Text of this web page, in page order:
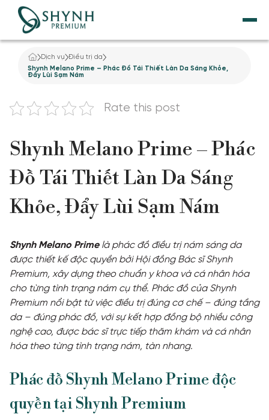
Khách hàng thực tế
TRANG CHỦ
THẨM MỸ NỘI KHOA
TƯ VẤN
TIN TỨC
Dịch vụ Điều trị da
Shynh Melano Prime – Phác Đồ Tái Thiết Làn Da Sáng Khỏe,
Đẩy Lùi Sạm Nám
Rate this post
Shynh Melano Prime – Phác
Đồ Tái Thiết Làn Da Sáng
Khỏe, Đẩy Lùi Sạm Nám
Shynh Melano Primelà phác đồ điều trị nám sáng da
được thiết kế độc quyền bởi Hội đồng Bác sĩ Shynh
Premium, xây dựng theo chuẩn y khoa và cá nhân hóa
cho từng tình trạng nám cụ thể. Phác đồ của Shynh
Premium nổi bật từ việc điều trị đúng cơ chế – đúng tầng
da – đúng phác đồ, với sự kết hợp đồng bộ nhiều công
nghệ cao, được bác sĩ trực tiếp thăm khám và cá nhân
hóa theo từng tình trạng nám, tàn nhang.
Phác đồ Shynh Melano Prime độc
quyền tại Shynh Premium